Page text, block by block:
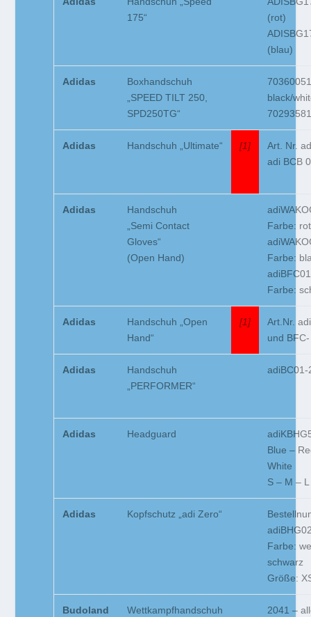
175“
(rot)
(blau)
Adidas
Boxhandschuh
„SPEED TILT 250,
SPD250TG“
black/
Adidas Handschuh „Ultimate“ [1]
Art. Nr.
adi BCB
Adidas
Handschuh
„Semi Contact
Gloves“
(Open Hand)
Farbe:
Farbe:
Farbe:
Adidas
Handschuh „Open
Hand“
[1]
Art.Nr.
und
Adidas
Handschuh
„PERFORMER“
Adidas Headguard
Blue –
White
S – M – L
Adidas Kopfschutz „adi Zero“
Farbe:
schwarz
Größe:
Budoland
Wettkampfhandschuh
2041 –